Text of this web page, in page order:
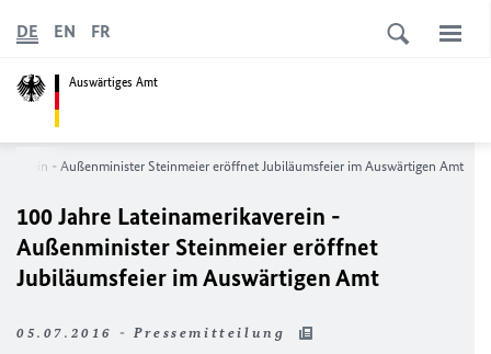
Auswärtiges Amt
DE EN FR
- Außenminister Steinmeier eröffnet Jubiläumsfeier im Auswärtigen Amt
100 Jahre Lateinamerikaverein -
Außenminister Steinmeier eröffnet
Jubiläumsfeier im Auswärtigen Amt
05.07.2016 - Pressemitteilung